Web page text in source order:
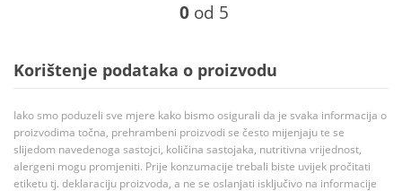
0 od 5
Korištenje podataka o proizvodu
Iako smo poduzeli sve mjere kako bismo osigurali da je svaka informacija o
proizvodima točna, prehrambeni proizvodi se često mijenjaju te se
slijedom navedenoga sastojci, količina sastojaka, nutritivna vrijednost,
alergeni mogu promjeniti. Prije konzumacije trebali biste uvijek pročitati
etiketu tj. deklaraciju proizvoda, a ne se oslanjati isključivo na informacije